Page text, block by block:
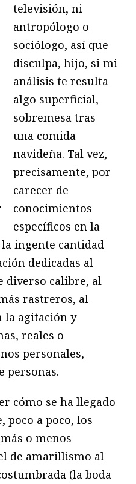
televisión, ni
antropólogo o
sociólogo, así que
disculpa, hijo, si mi
análisis te resulta
algo superficial,
sobremesa tras
una comida
navideña. Tal vez,
precisamente, por
carecer de
conocimientos
específicos en la
ingente cantidad
dedicadas al
diverso calibre, al
rastreros, al
la agitación y
reales o
personales,
personas.
cómo se ha llegado
poco a poco, los
o menos
de amarillismo al
(la boda